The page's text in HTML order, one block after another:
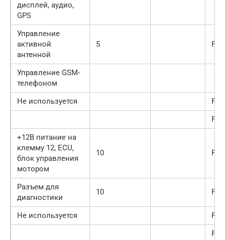
дисплей, аудио,
GPS
Управление
активной
антенной
5 F20
Управление GSM-
телефоном
Не используется
F21
F22
+12В питание на
клемму 12, ECU,
блок управления
мотором
10 F23
Разъем для
диагностики
10 F24
Не используется
F25
F26